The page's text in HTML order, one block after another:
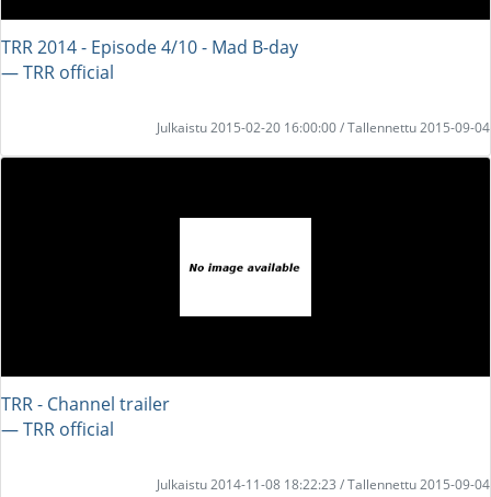
TRR 2014 - Episode 4/10 - Mad B-day
― TRR official
Julkaistu 2015-02-20 16:00:00 / Tallennettu 2015-09-04
TRR - Channel trailer
― TRR official
Julkaistu 2014-11-08 18:22:23 / Tallennettu 2015-09-04